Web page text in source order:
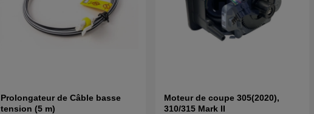
Prolongateur de Câble basse
tension (5 m)
Moteur de coupe 305(2020),
310/315 Mark II